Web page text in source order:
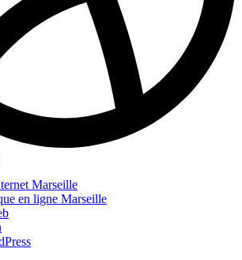
Marseille
en ligne Marseille